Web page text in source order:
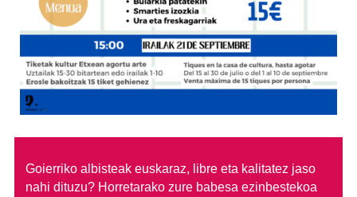
Goierriko albisteak euskaraz, libre eta kalitatez jaso
nahi dituzu? Horretarako zure babesa ezinbestekoa